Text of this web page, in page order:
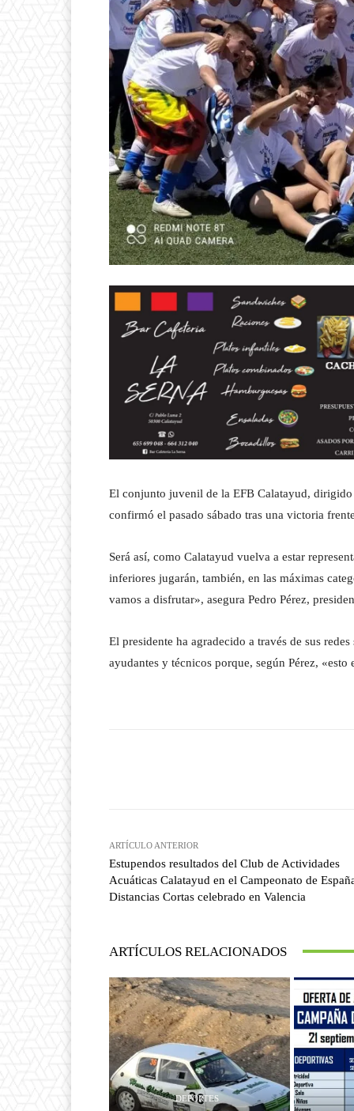
El conjunto juvenil de la EFB Calatayud,
confirmó el pasado sábado tras una victoria
Será así, como Calatayud vuelva a estar
inferiores jugarán, también, en las máximas
vamos a disfrutar», asegura Pedro Pérez,
El presidente ha agradecido a través de sus
ayudantes y técnicos porque, según Pérez,
ARTÍCULO ANTERIOR
Estupendos resultados del Club de Actividades
Acuáticas Calatayud en el Campeonato de
Distancias Cortas celebrado en Valencia
ARTÍCULOS RELACIONADOS
DEPORTES